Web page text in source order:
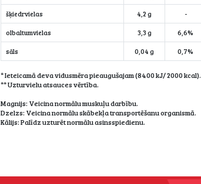
šķiedrvielas 4,2 g -
olbaltumvielas 3,3 g 6,6%
sāls 0,04 g 0,7%
* Ieteicamā deva vidusmēra pieaugušajam (8400 kJ/ 2000 kcal).
** Uzturvielu atsauces vērtība.
Magnijs: Veicina normālu muskuļu darbību.
Dzelzs: Veicina normālu skābekļa transportēšanu organismā.
Kālijs: Palīdz uzturēt normālu asinsspiedienu.